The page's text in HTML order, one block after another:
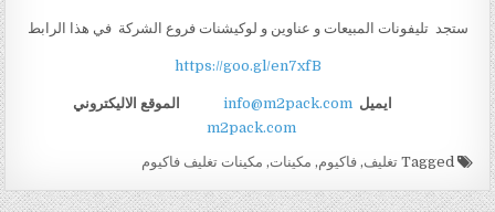
ستجد تليفونات المبيعات و عناوين و لوكيشنات فروع الشركة في هذا الرابط
https://goo.gl/en7xfB
ايميل info@m2pack.com
الموقع الاليكتروني
m2pack.com
Tagged تغليف,فاكيوم, مكينات, مكينات تغليف فاكيوم